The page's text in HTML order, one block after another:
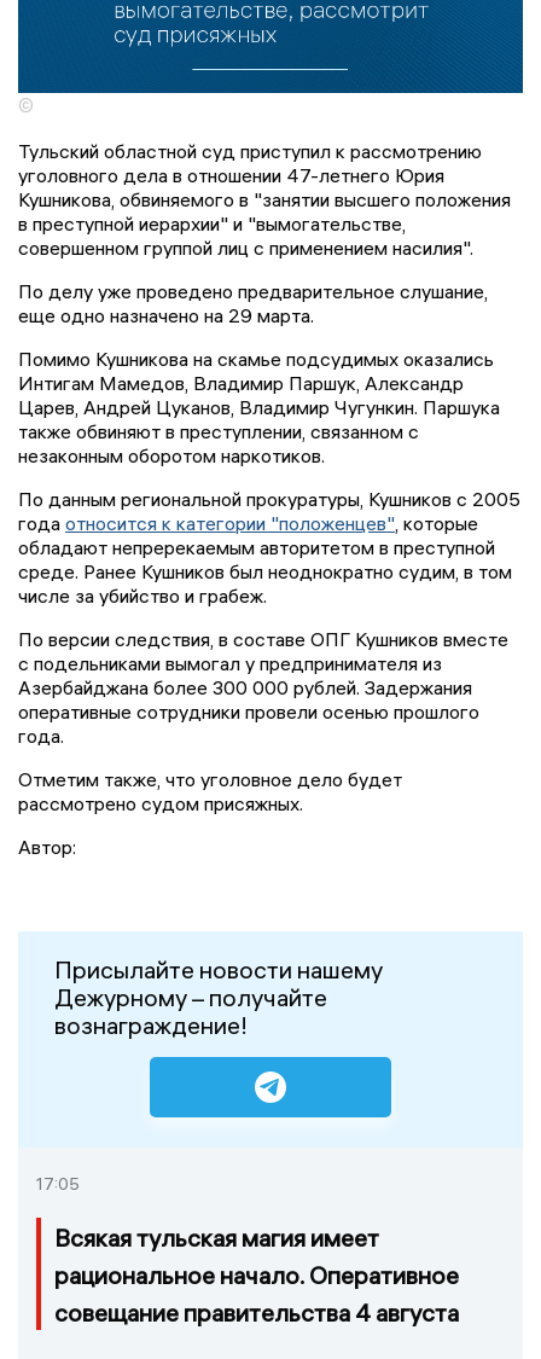
©
Тульский областной суд приступил к рассмотрению
уголовного дела в отношении 47-летнего Юрия
Кушникова, обвиняемого в "занятии высшего положения
в преступной иерархии" и "вымогательстве,
совершенном группой лиц с применением насилия".
По делу уже проведено предварительное слушание,
еще одно назначено на 29 марта.
Помимо Кушникова на скамье подсудимых оказались
Интигам Мамедов, Владимир Паршук, Александр
Царев, Андрей Цуканов, Владимир Чугункин. Паршука
также обвиняют в преступлении, связанном с
незаконным оборотом наркотиков.
По данным региональной прокуратуры, Кушников с 2005
года относится к категории "положенцев", которые
обладают непререкаемым авторитетом в преступной
среде. Ранее Кушников был неоднократно судим, в том
числе за убийство и грабеж.
По версии следствия, в составе ОПГ Кушников вместе
с подельниками вымогал у предпринимателя из
Азербайджана более 300 000 рублей. Задержания
оперативные сотрудники провели осенью прошлого
года.
Отметим также, что уголовное дело будет
рассмотрено судом присяжных.
Автор:
Присылайте новости нашему
Дежурному – получайте
вознаграждение!
17:05
Всякая тульская магия имеет
рациональное начало. Оперативное
совещание правительства 4 августа